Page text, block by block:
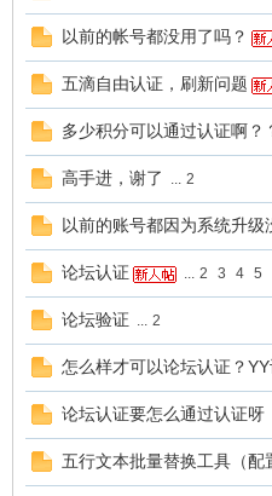
以前的帐号都没用了吗？
五滴自由认证，刷新问题
多少积分可以通过认证啊？
高手进，谢了 ... 2
以前的账号都因为系统升
论坛认证 ... 2 3 4 5
论坛验证 ... 2
怎么样才可以论坛认证？
论坛认证要怎么通过认证呀
五行文本批量替换工具（配